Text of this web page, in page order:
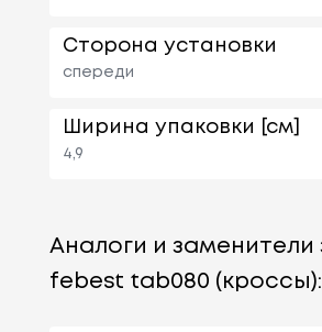
Сторона установки
спереди
Ширина упаковки [см]
4,9
Аналоги и заменители
febest tab080 (кроссы):